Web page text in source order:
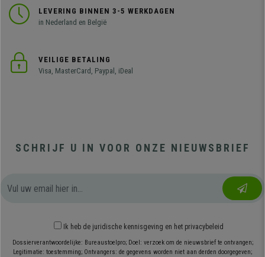
LEVERING BINNEN 3-5 WERKDAGEN
in Nederland en België
VEILIGE BETALING
Visa, MasterCard, Paypal, iDeal
SCHRIJF U IN VOOR ONZE NIEUWSBRIEF
Ik heb de juridische kennisgeving en het privacybeleid
Dossierverantwoordelijke: Bureaustoelpro; Doel: verzoek om de nieuwsbrief te ontvangen;
Legitimatie: toestemming; Ontvangers: de gegevens worden niet aan derden doorgegeven;